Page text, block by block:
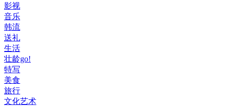
影视
音乐
韩流
送礼
生活
壮龄go!
特写
美食
旅行
文化艺术